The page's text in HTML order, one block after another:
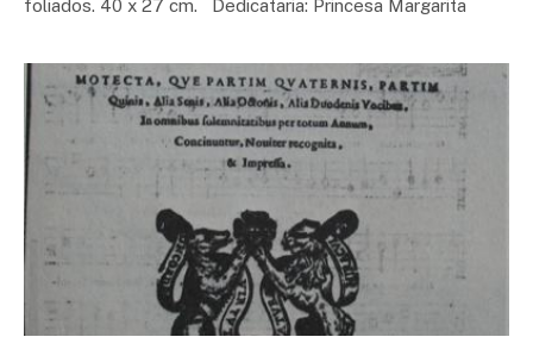
foliados. 40 x 27 cm. Dedicataria: Princesa Margarita